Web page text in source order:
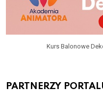
Kurs Balonowe
PARTNERZY